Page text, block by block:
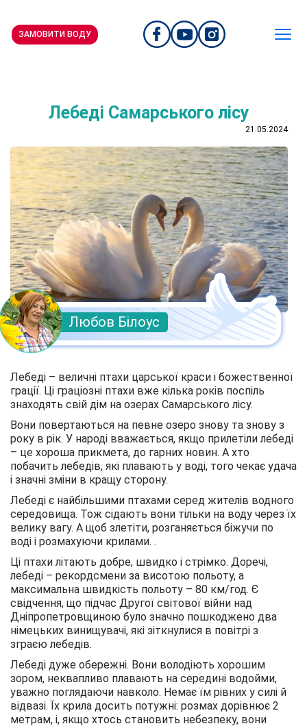
ЗАМОВИТИ ВОДУ
Лебеді Самарського лісу
21.05.2024
Любов Білоус
Лебеді – величні птахи царської краси і божественної
грації. Ці граціозні птахи вже кілька років поспіль
знаходять свій дім на озерах Самарського лісу.
Вони повертаються на певне озеро знову та знову з
року в рік. У народі вважається, якщо прилетіли лебеді
– це хороша прикмета, до гарних новин. А хто
побачить лебедів, які плавають у воді, того чекає удача
і значні зміни в кращу сторону.
Лебеді є найбільшими птахами серед жителів водного
середовища. Тож сідають вони тільки на воду через їх
велику вагу. А щоб злетіти, розганяється біжучи по
воді і розмахуючи крилами. .
Ці птахи літають добре, швидко і стрімко. Доречі,
лебеді – рекордсмени за висотою польоту, а
максимальна швидкість польоту – 80 км/год. Є
свідчення, що підчас Другої світової війни над
Дніпропетровщиною було значно пошкоджено два
німецьких винищувачі, які зіткнулися в повітрі з
зграєю лебедів.
Лебеді дуже обережні. Вони володіють хорошим
зором, неквапливо плавають на середині водойми,
уважно поглядаючи навколо. Немає їм рівних у силі й
відвазі. Їх крила досить потужні: розмах дорівнює 2
метрам, і, якщо хтось становить небезпеку, вони